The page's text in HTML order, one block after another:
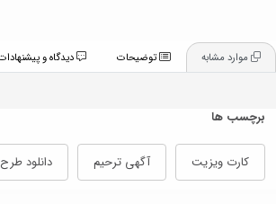
توضیحات
برچسب ها
کارت ویزیت آگهی ترحیم دانلود طرح